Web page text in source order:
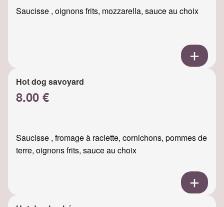
Saucisse , oignons frits, mozzarella, sauce au choix
Hot dog savoyard
8.00 €
Saucisse , fromage à raclette, cornichons, pommes de
terre, oignons frits, sauce au choix